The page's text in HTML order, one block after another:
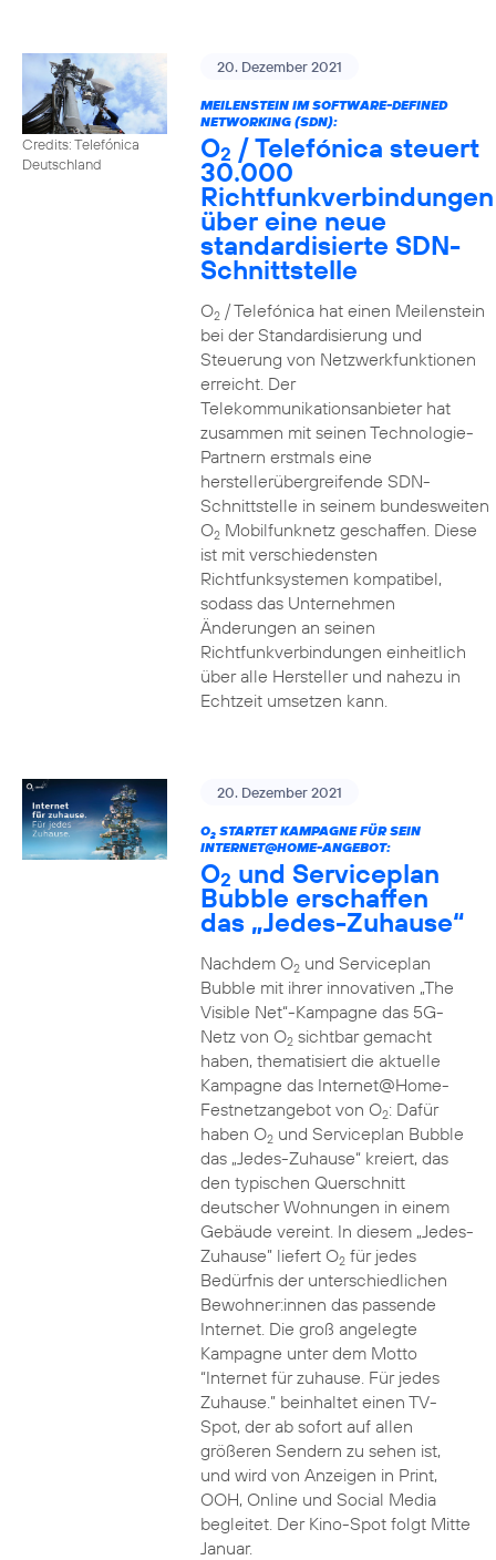
Credits: Telefónica
Deutschland
20. Dezember 2021
MEILENSTEIN IM SOFTWARE-DEFINED
NETWORKING (SDN):
O2 / Telefónica steuert
30.000
Richtfunkverbindungen
über eine neue
standardisierte SDN-
Schnittstelle
O2/ Telefónica hat einen Meilenstein
bei der Standardisierung und
Steuerung von Netzwerkfunktionen
erreicht. Der
Telekommunikationsanbieter hat
zusammen mit seinen Technologie-
Partnern erstmals eine
herstellerübergreifende SDN-
Schnittstelle in seinem bundesweiten
O2Mobilfunknetz geschaffen. Diese
ist mit verschiedensten
Richtfunksystemen kompatibel,
sodass das Unternehmen
Änderungen an seinen
Richtfunkverbindungen einheitlich
über alle Hersteller und nahezu in
Echtzeit umsetzen kann.
20. Dezember 2021
O2STARTET KAMPAGNE FÜR SEIN
INTERNET@HOME-ANGEBOT:
O2 und Serviceplan
Bubble erschaffen
das „Jedes-Zuhause“
Nachdem O2und Serviceplan
Bubble mit ihrer innovativen „The
Visible Net“-Kampagne das 5G-
Netz von O2sichtbar gemacht
haben, thematisiert die aktuelle
Kampagne das Internet@Home-
Festnetzangebot von O2: Dafür
haben O2und Serviceplan Bubble
das „Jedes-Zuhause“ kreiert, das
den typischen Querschnitt
deutscher Wohnungen in einem
Gebäude vereint. In diesem „Jedes-
Zuhause” liefert O2für jedes
Bedürfnis der unterschiedlichen
Bewohner:innen das passende
Internet. Die groß angelegte
Kampagne unter dem Motto
“Internet für zuhause. Für jedes
Zuhause.” beinhaltet einen TV-
Spot, der ab sofort auf allen
größeren Sendern zu sehen ist,
und wird von Anzeigen in Print,
OOH, Online und Social Media
begleitet. Der Kino-Spot folgt Mitte
Januar.